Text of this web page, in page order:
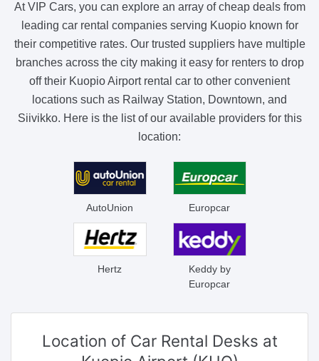
At VIP Cars, you can explore an array of cheap deals from
leading car rental companies serving Kuopio known for
their competitive rates. Our trusted suppliers have multiple
branches across the city making it easy for renters to drop
off their Kuopio Airport rental car to other convenient
locations such as Railway Station, Downtown, and
Siivikko. Here is the list of our available providers for this
location:
AutoUnion Europcar
Hertz
Keddy by
Europcar
Location of Car Rental Desks at